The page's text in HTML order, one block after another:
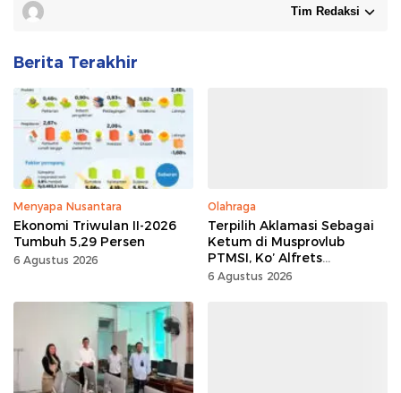
Tim Redaksi
Berita Terakhir
Menyapa Nusantara
Ekonomi Triwulan II-2026
Tumbuh 5,29 Persen
6 Agustus 2026
Olahraga
Terpilih Aklamasi Sebagai
Ketum di Musprovlub
PTMSI, Ko’ Alfrets
Rumawas Siap Gairahkan
6 Agustus 2026